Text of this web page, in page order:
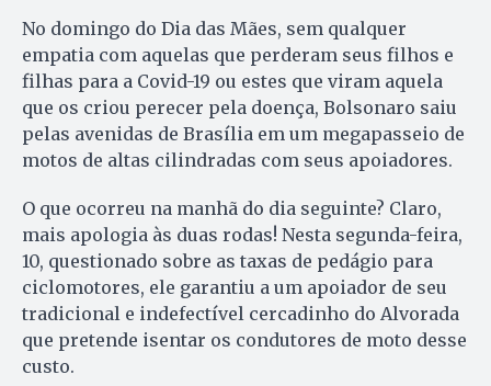
No domingo do Dia das Mães, sem qualquer
empatia com aquelas que perderam seus filhos e
filhas para a Covid-19 ou estes que viram aquela
que os criou perecer pela doença, Bolsonaro saiu
pelas avenidas de Brasília em um megapasseio de
motos de altas cilindradas com seus apoiadores.
O que ocorreu na manhã do dia seguinte? Claro,
mais apologia às duas rodas! Nesta segunda-feira,
10, questionado sobre as taxas de pedágio para
ciclomotores, ele garantiu a um apoiador de seu
tradicional e indefectível cercadinho do Alvorada
que pretende isentar os condutores de moto desse
custo.